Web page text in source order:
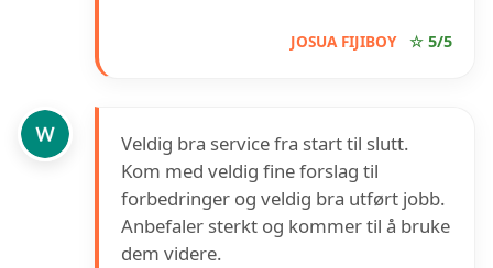
JOSUA FIJIBOY ☆ 5/5
Veldig bra service fra start til slutt.
Kom med veldig fine forslag til
forbedringer og veldig bra utført jobb.
Anbefaler sterkt og kommer til å bruke
dem videre.